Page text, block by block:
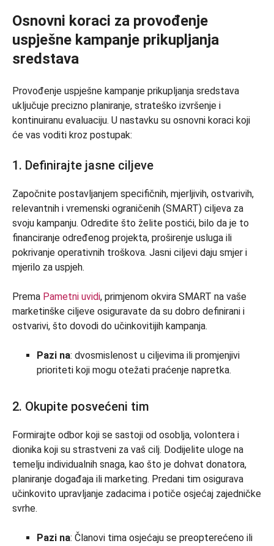
Osnovni koraci za provođenje
uspješne kampanje prikupljanja
sredstava
Provođenje uspješne kampanje prikupljanja sredstava
uključuje precizno planiranje, strateško izvršenje i
kontinuiranu evaluaciju. U nastavku su osnovni koraci koji
će vas voditi kroz postupak:
1. Definirajte jasne ciljeve
Započnite postavljanjem specifičnih, mjerljivih, ostvarivih,
relevantnih i vremenski ograničenih (SMART) ciljeva za
svoju kampanju. Odredite što želite postići, bilo da je to
financiranje određenog projekta, proširenje usluga ili
pokrivanje operativnih troškova. Jasni ciljevi daju smjer i
mjerilo za uspjeh.
Prema Pametni uvidi, primjenom okvira SMART na vaše
marketinške ciljeve osiguravate da su dobro definirani i
ostvarivi, što dovodi do učinkovitijih kampanja.
Pazi na: dvosmislenost u ciljevima ili promjenjivi
prioriteti koji mogu otežati praćenje napretka.
2. Okupite posvećeni tim
Formirajte odbor koji se sastoji od osoblja, volontera i
dionika koji su strastveni za vaš cilj. Dodijelite uloge na
temelju individualnih snaga, kao što je dohvat donatora,
planiranje događaja ili marketing. Predani tim osigurava
učinkovito upravljanje zadacima i potiče osjećaj zajedničke
svrhe.
Pazi na: Članovi tima osjećaju se preopterećeno ili